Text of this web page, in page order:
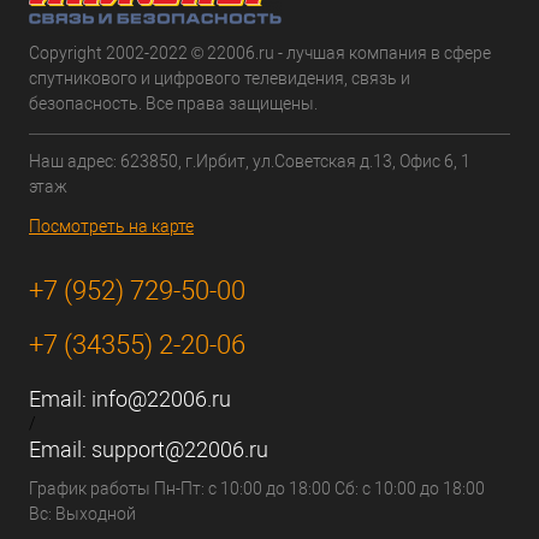
Copyright 2002-2022 © 22006.ru - лучшая компания в сфере
спутникового и цифрового телевидения, связь и
безопасность. Все права защищены.
Наш адрес: 623850, г.Ирбит, ул.Советская д.13, Офис 6, 1
этаж
Посмотреть на карте
+7 (952) 729-50-00
+7 (34355) 2-20-06
Email: info@22006.ru
/
Email: support@22006.ru
График работы Пн-Пт: с 10:00 до 18:00 Сб: с 10:00 до 18:00
Вс: Выходной